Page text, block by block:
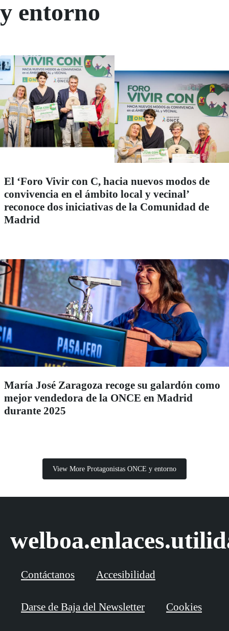
y entorno
El ‘Foro Vivir con C, hacia nuevos modos de
convivencia en el ámbito local y vecinal’
reconoce dos iniciativas de la Comunidad de
Madrid
María José Zaragoza recoge su galardón como
mejor vendedora de la ONCE en Madrid
durante 2025
View More Protagonistas ONCE y entorno
Contáctanos Accesibilidad
Darse de Baja del Newsletter Cookies